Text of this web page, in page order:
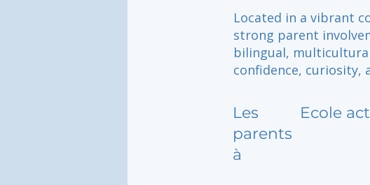
Located in a vibrant
strong parent
bilingual,
confidence, curiosity,
Les
parents
à
Ecole